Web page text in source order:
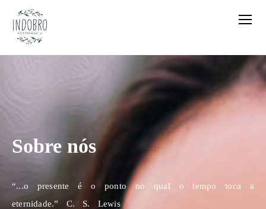
Sobre nós
“...o presente é o ponto no qual o tempo toca a
eternidade.” C. S. Lewis